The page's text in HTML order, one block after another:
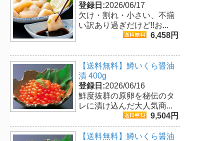
登録日:2026/06/17
欠け・割れ・小さい、不揃
い訳あり過ぎだけど!!お...
6,458円
【送料無料】鱒いくら醤油
漬 400g
登録日:2026/06/16
鮮度抜群の原卵を秘伝のタ
レに漬け込んだ大人気商...
9,504円
【送料無料】鱒いくら醤油